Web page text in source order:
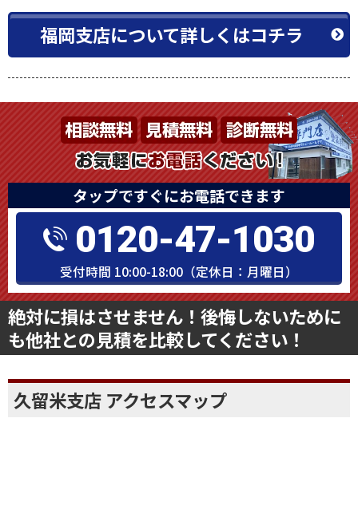
福岡支店について詳しくはコチラ
タップですぐにお電話できます
0120-47-1030
受付時間 10:00-18:00（定休日：月曜日）
絶対に損はさせません！後悔しないために
も他社との見積を比較してください！
久留米支店 アクセスマップ